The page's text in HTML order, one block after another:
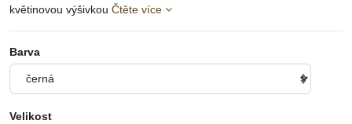
květinovou výšivkou Čtěte více
Barva
Velikost